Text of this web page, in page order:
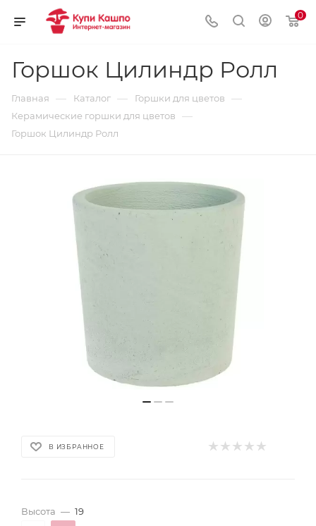
0
Горшок Цилиндр Ролл
Главная — Каталог — Горшки для цветов —
Керамические горшки для цветов —
Горшок Цилиндр Ролл
В ИЗБРАННОЕ
Высота — 19